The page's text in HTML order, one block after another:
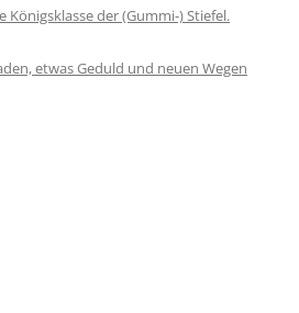
Königsklasse der (Gummi-) Stiefel.
etwas Geduld und neuen Wegen